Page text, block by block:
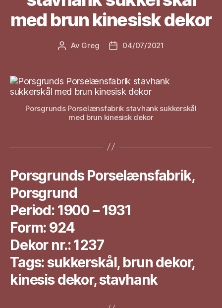
med brun kinesisk dekor
Innleggsforfatter
Av Greg Publiseringsdato
04/07/2021
Porsgrunds Porselænsfabrik stavhank sukkerskål
med brun kinesisk dekor
Porsgrunds Porselænsfabrik,
Porsgrund
Period: 1900 – 1931
Form: 924
Dekor nr.: 1237
Tags: sukkerskål, brun dekor,
kinesis dekor, stavhank